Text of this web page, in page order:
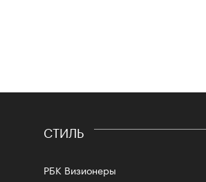
СТИЛЬ
РБК Визионеры